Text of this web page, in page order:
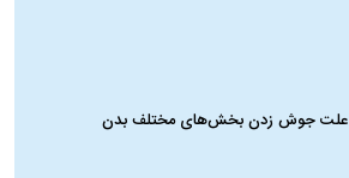
علت جوش زدن بخش‌های مختلف بدن